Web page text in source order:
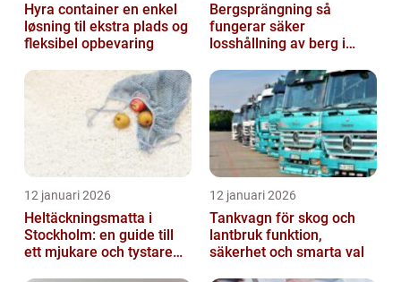
Hyra container en enkel
løsning til ekstra plads og
fleksibel opbevaring
Bergsprängning så
fungerar säker
losshållning av berg i
12 januari 2026
Heltäckningsmatta i
Stockholm: en guide till
ett mjukare och tystare
12 januari 2026
Tankvagn för skog och
lantbruk funktion,
säkerhet och smarta val